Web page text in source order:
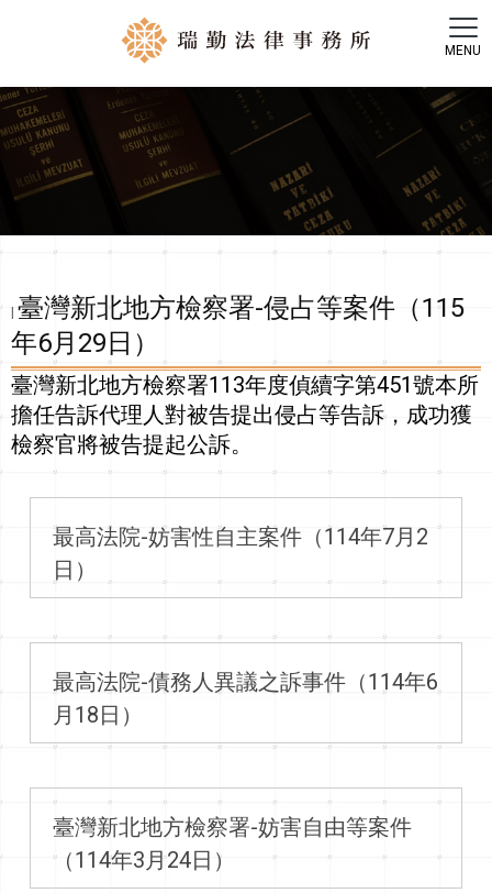
| 臺灣新北地方檢察署-侵占等案件（115
年6月29日）
臺灣新北地方檢察署113年度偵續字第451號本所
擔任告訴代理人對被告提出侵占等告訴，成功獲
檢察官將被告提起公訴。
最高法院-妨害性自主案件（114年7月2
日）
最高法院-債務人異議之訴事件（114年6
月18日）
臺灣新北地方檢察署-妨害自由等案件
（114年3月24日）